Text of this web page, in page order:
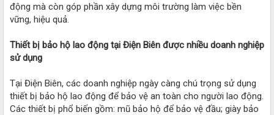
động mà còn góp phần xây dựng môi trường làm việc bền
vững, hiệu quả.
Thiết bị bảo hộ lao động tại Điện Biên được nhiều doanh nghiệp
sử dụng
Tại Điện Biên, các doanh nghiệp ngày càng chú trọng sử dụng
thiết bị bảo hộ lao động để bảo vệ an toàn cho người lao động.
Các thiết bị phổ biến gồm: mũ bảo hộ để bảo vệ đầu; giày bảo